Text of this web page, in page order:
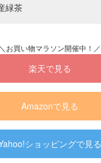
緑茶
楽天で見る
Amazonで見る
ショッピングで見る